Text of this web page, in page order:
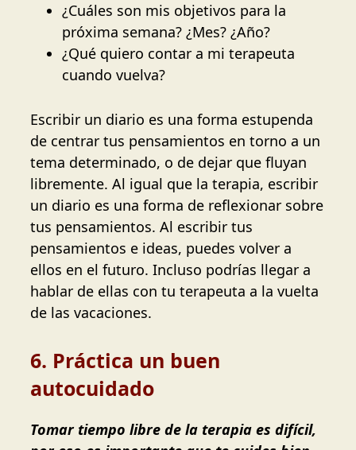
¿Cuáles son mis objetivos para la
próxima semana? ¿Mes? ¿Año?
¿Qué quiero contar a mi terapeuta
cuando vuelva?
Escribir un diario es una forma estupenda
de centrar tus pensamientos en torno a un
tema determinado, o de dejar que fluyan
libremente. Al igual que la terapia, escribir
un diario es una forma de reflexionar sobre
tus pensamientos. Al escribir tus
pensamientos e ideas, puedes volver a
ellos en el futuro. Incluso podrías llegar a
hablar de ellas con tu terapeuta a la vuelta
de las vacaciones.
6. Práctica un buen
autocuidado
Tomar tiempo libre de la terapia es difícil,